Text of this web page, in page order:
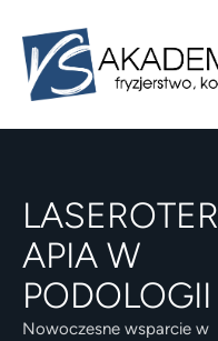
LASEROTER
APIA W
PODOLOGII
Nowoczesne wsparcie w